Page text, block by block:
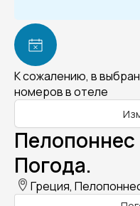
К сожалению, в
номеров в отеле
Погода.
Греция,